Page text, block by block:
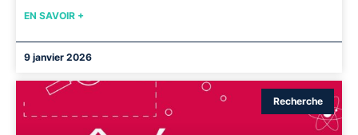
EN SAVOIR +
9 janvier 2026
Recherche